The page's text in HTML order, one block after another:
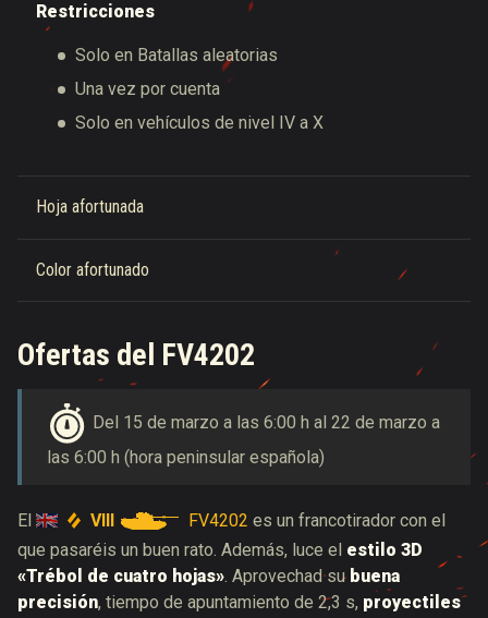
Restricciones
Solo en Batallas aleatorias
Una vez por cuenta
Solo en vehículos de nivel IV a X
Hoja afortunada
Color afortunado
Ofertas del FV4202
Del 15 de marzo a las 6:00 h al 22 de marzo a
las 6:00 h (hora peninsular española)
El VIII FV4202 es un francotirador con el
que pasaréis un buen rato. Además, luce el estilo 3D
«Trébol de cuatro hojas». Aprovechad su buena
precisión, tiempo de apuntamiento de 2,3 s, proyectiles